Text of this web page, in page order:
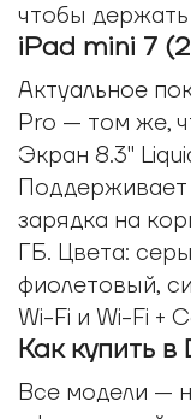
чтобы
iPad mini 7
Актуальное
Pro — том же,
Экран 8.3"
Поддерживает
зарядка на
ГБ. Цвета:
фиолетовый,
Wi-Fi и Wi-Fi +
Как купить
Все модели —